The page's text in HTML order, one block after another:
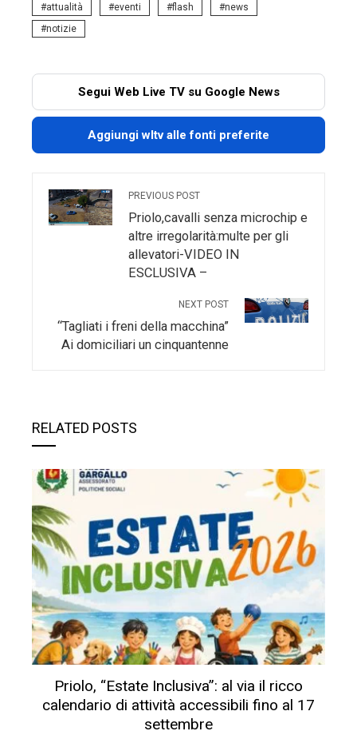
attualità eventi flash
news
notizie
Segui Web Live TV su Google News
Aggiungi wltv alle fonti preferite
PREVIOUS POST
Priolo,cavalli senza microchip e
altre irregolarità:multe per gli
allevatori-VIDEO IN
ESCLUSIVA –
NEXT POST
“Tagliati i freni della macchina”
Ai domiciliari un cinquantenne
RELATED POSTS
Priolo, “Estate Inclusiva”: al via il ricco
calendario di attività accessibili fino al 17
settembre